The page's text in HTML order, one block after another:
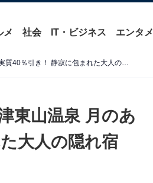
メ 社会 IT・ビジネス エンタメ
【楽天トラベル×スーパーDEAL】「会津東山温泉 月のあかり」が実質40％引き！ 静寂に包まれた大人の隠れ宿【12月8日】
東山温泉 月のあ
大人の隠れ宿